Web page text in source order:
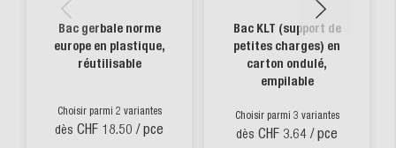
Bac gerbale norme
europe en plastique,
réutilisable
Choisir parmi 2 variantes
dès CHF 18.50 / pce
Bac KLT (support de
petites charges) en
carton ondulé,
empilable
Choisir parmi 3 variantes
dès CHF 3.64 / pce